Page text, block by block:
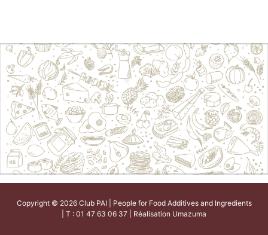
Copyright © 2026 Club PAI | People for Food Additives and Ingredients
| T : 01 47 63 06 37 | Réalisation Umazuma